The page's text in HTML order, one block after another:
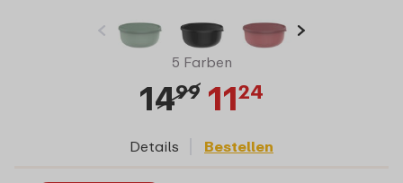
5 Farben
1499 1124
Details Bestellen